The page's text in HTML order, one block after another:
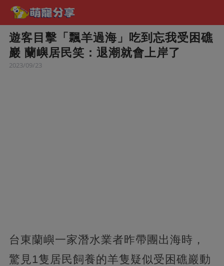
遊客目擊「飄羊過海」吃到忘我受困礁
巖 蘭嶼居民笑：退潮就會上岸了
2023/09/23
台東蘭嶼一家潛水業者昨帶團出海時，
驚見1隻居民飼養的羊隻疑似受困礁巖動